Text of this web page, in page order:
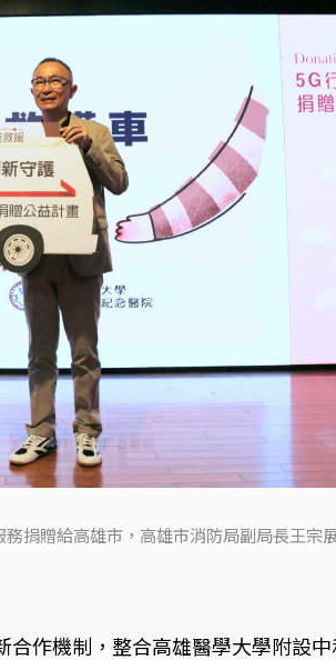
捐贈給高雄市，高雄市消防局副局長王宗
作機制，整合高雄醫學大學附設